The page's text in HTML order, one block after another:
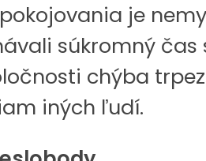
je
súkromný čas
chýba
iných ľudí.